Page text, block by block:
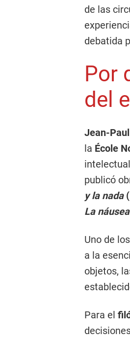
de las
debatida
Por
del
Jean-
la École
publicó
y la nada
La náusea
Uno de
a la
objetos,
Para el